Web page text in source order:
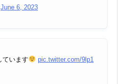
June 6, 2023
ています
pic.twitter.com/9lp1